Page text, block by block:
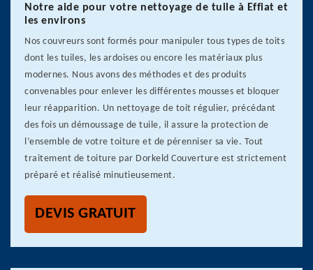
Notre aide pour votre nettoyage de tuile à Effiat et
les environs
Nos couvreurs sont formés pour manipuler tous types de toits
dont les tuiles, les ardoises ou encore les matériaux plus
modernes. Nous avons des méthodes et des produits
convenables pour enlever les différentes mousses et bloquer
leur réapparition. Un nettoyage de toit régulier, précédant
des fois un démoussage de tuile, il assure la protection de
l’ensemble de votre toiture et de pérenniser sa vie. Tout
traitement de toiture par Dorkeld Couverture est strictement
préparé et réalisé minutieusement.
DEVIS GRATUIT